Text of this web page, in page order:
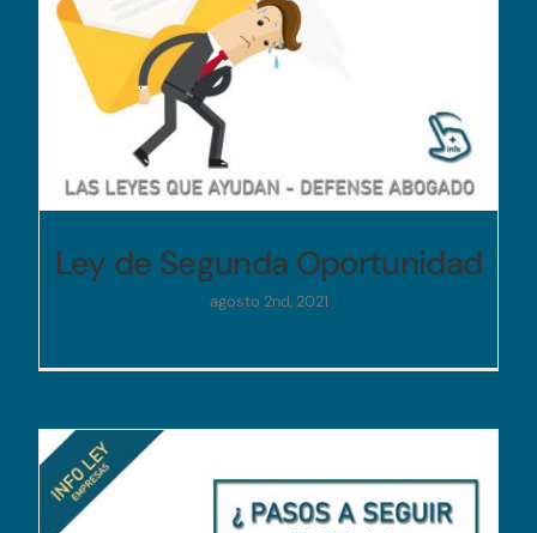
Ley de Segunda Oportunidad
agosto 2nd, 2021